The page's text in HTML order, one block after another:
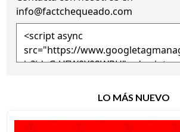
info@factchequeado.com
LO MÁS NUEVO